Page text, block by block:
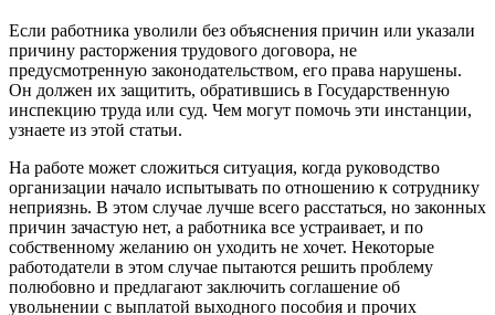
Если работника уволили без объяснения причин или указали
причину расторжения трудового договора, не
предусмотренную законодательством, его права нарушены.
Он должен их защитить, обратившись в Государственную
инспекцию труда или суд. Чем могут помочь эти инстанции,
узнаете из этой статьи.
На работе может сложиться ситуация, когда руководство
организации начало испытывать по отношению к сотруднику
неприязнь. В этом случае лучше всего расстаться, но законных
причин зачастую нет, а работника все устраивает, и по
собственному желанию он уходить не хочет. Некоторые
работодатели в этом случае пытаются решить проблему
полюбовно и предлагают заключить соглашение об
увольнении с выплатой выходного пособия и прочих